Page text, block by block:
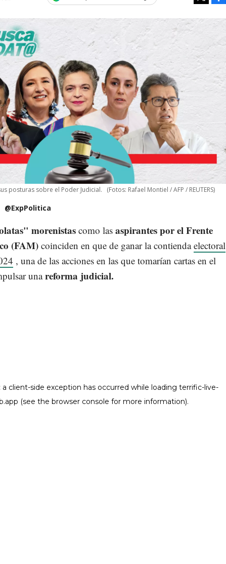
posturas sobre el Poder Judicial. (Fotos: Rafael Montiel / AFP / REUTERS)
@ExpPolitica
morenistascomo las aspirantes por el Frente
(FAM) coinciden en que de ganar la contiendaelectoral
, una de las acciones en las que tomarían cartas en el
unareforma judicial.